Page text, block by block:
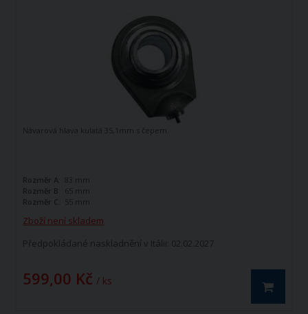
Zboží není skladem
Předpokládané naskladnění v Itálii: 02.02.2027
599,00 Kč / ks
Návarová hlava kulatá 35,1mm s čepem.
Rozměr A:
83 mm
Rozměr B: 65 mm
Rozměr C:
55 mm